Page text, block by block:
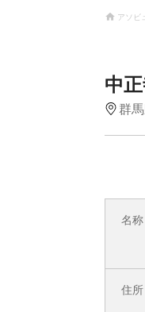
アソビ
中
群
名称
住所